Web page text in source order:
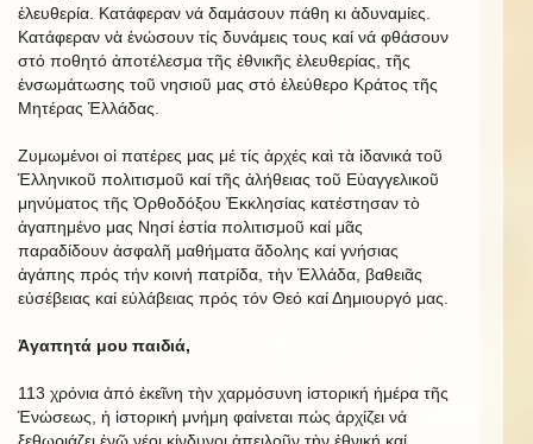
ἐλευθερία. Κατάφεραν νά δαμάσουν πάθη κι ἀδυναμίες.
Κατάφεραν νὰ ἑνώσουν τίς δυνάμεις τους καί νά φθάσουν
στό ποθητό ἀποτέλεσμα τῆς ἐθνικῆς ἐλευθερίας, τῆς
ἐνσωμάτωσης τοῦ νησιοῦ μας στό ἐλεύθερο Κράτος τῆς
Μητέρας Ἑλλάδας.
Ζυμωμένοι οἱ πατέρες μας μέ τίς ἀρχές καὶ τὰ ἰδανικά τοῦ
Ἑλληνικοῦ πολιτισμοῦ καί τῆς ἀλήθειας τοῦ Εὐαγγελικοῦ
μηνύματος τῆς Ὀρθοδόξου Ἐκκλησίας κατέστησαν τὸ
ἀγαπημένο μας Νησί ἑστία πολιτισμοῦ καί μᾶς
παραδίδουν ἀσφαλῆ μαθήματα ἄδολης καί γνήσιας
ἀγάπης πρός τήν κοινή πατρίδα, τὴν Ἑλλάδα, βαθειᾶς
εὐσέβειας καί εὐλάβειας πρός τόν Θεό καί Δημιουργό μας.
Ἀγαπητά μου παιδιά,
113 χρόνια ἀπό ἐκεῖνη τὴν χαρμόσυνη ἱστορική ἡμέρα τῆς
Ἑνώσεως, ἡ ἱστορική μνήμη φαίνεται πώς ἀρχίζει νά
ξεθωριάζει ἐνῶ νέοι κίνδυνοι ἀπειλοῦν τὴν ἐθνική καί